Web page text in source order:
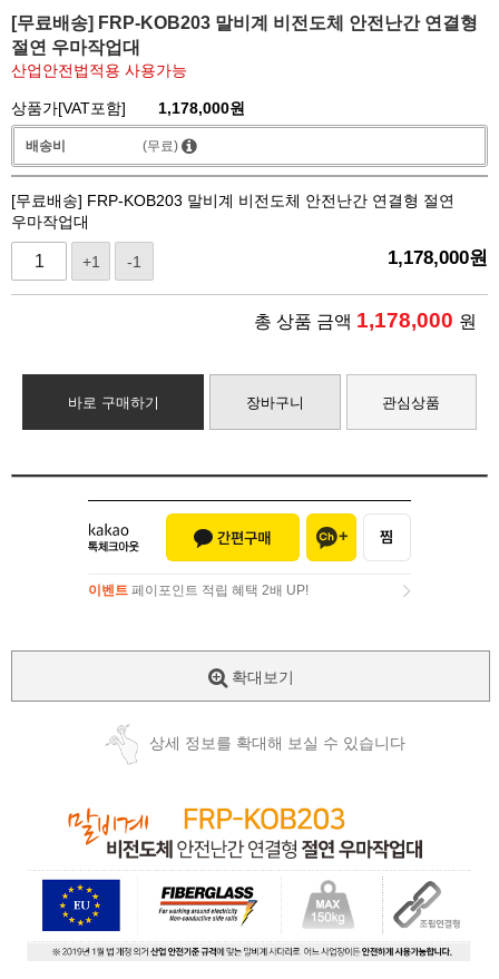
[무료배송] FRP-KOB203 말비계 비전도체 안전난간 연결형
절연 우마작업대
산업안전법적용 사용가능
상품가[VAT포함] 1,178,000원
배송비 (무료)
[무료배송] FRP-KOB203 말비계 비전도체 안전난간 연결형 절연
우마작업대
+1 -1 1,178,000원
총 상품 금액 1,178,000 원
바로 구매하기 장바구니 관심상품
이벤트 페이포인트 적립 혜택 2배 UP!
확대보기
상세 정보를 확대해 보실 수 있습니다